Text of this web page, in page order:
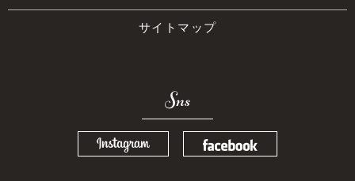
サイトマップ
Sns